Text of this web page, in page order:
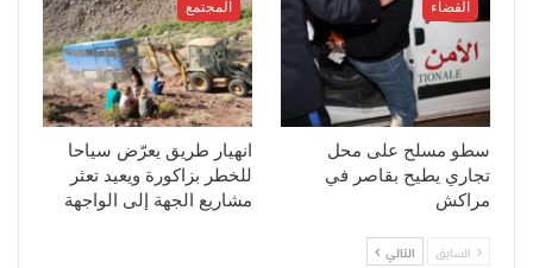
القضاء
سطو مسلح على محل
تجاري يطيح بقاصر في
مراكش
المجتمع
انهيار طريق يعرّض سياحا
للخطر بزاكورة ويعيد تعثر
مشاريع الجهة إلى الواجهة
السابق التالي